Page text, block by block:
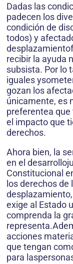
Dadas las
padecen los
condición de
todos) y
recibir la ayuda
subsista. Por lo
iguales
gozan los
únicamente, es
preferentea que
el impacto que
derechos.
Ahora bien, la
en el
Constitucional
los derechos de
exige al Estado
comprenda la
acciones
que tengan
para